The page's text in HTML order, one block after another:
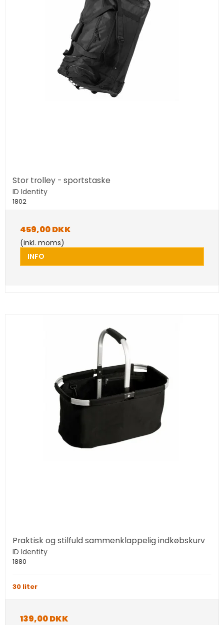
Stor trolley - sportstaske
ID Identity
1802
459,00 DKK
(inkl. moms)
INFO
Praktisk og stilfuld sammenklappelig indkøbskurv
ID Identity
1880
30 liter
139,00 DKK